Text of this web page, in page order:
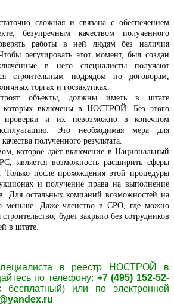
сложная и связана с обеспечением
безупречным качеством полученного
работы в ней людям без наличия
регулировать этот момент, был создан
в него специалисты получают
строительным подрядом по договорам,
торгах и госзакупках.
объекты, должны иметь в штате
которых включены в НОСТРОЙ. Без этого
проверки и их невозможно в конечном
Это необходимая мера для
полученного результата.
которое даёт включение в Национальный
является возможность расширить сферы
Только после прохождения этой процедуры
и получение права на выполнение
Для остальных компаний возможностей на
меньше. Даже членство в СРО, где можно
будет закрыто без сотрудников
в штате.
в реестр НОСТРОЙ в
по телефону: +7 (495) 152-52-
или по электронной